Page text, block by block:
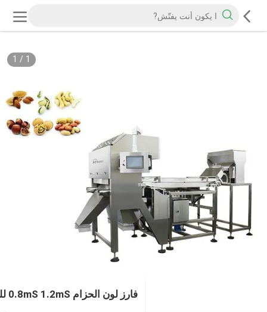
1
/
1
فارز لون الحزام 0.8mS 1.2mS للمنتجات الزراعية